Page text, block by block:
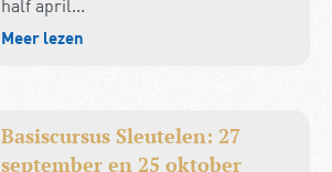
half april...
Meer lezen
Basiscursus Sleutelen: 27
september en 25 oktober